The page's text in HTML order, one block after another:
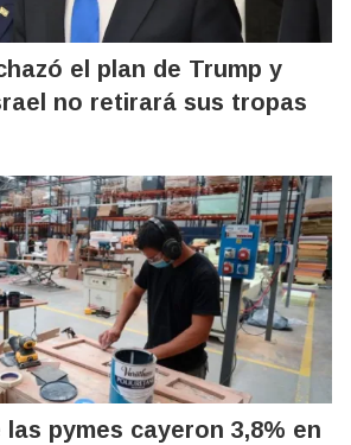
el plan de Trump y
no retirará sus tropas
pymes cayeron 3,8% en